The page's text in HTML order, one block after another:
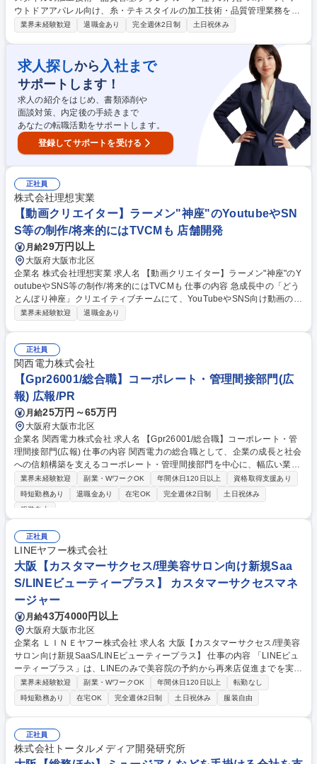
ウトドアアパレル向け、糸・テキスタイルの加工技術・品質管理業務をお
任せいたします。 ポリエステル繊維を主とする原糸からテキスタイル生産
工場と連携し、加工技術対応や品質管理に従事。 ■出張：主に国内 3回前
後/月。海外も可能性はあり。 ■アイテム：Tシャツ、インナーやアウタ
ー、ボトムス等。スポーツ系の生地の生産がメイン。 募集職種 【品質管
理/大阪】糸～テキスタイルの加工技術・品質管理/クラレグループ
業界未経験歓迎 退職金あり 完全週休2日制 土日祝休み
求人探しから 入社まで
サポートします！
求人の紹介をはじめ、書類添削や
面談対策、内定後の手続きまで
あなたの転職活動をサポートします。
登録してサポートを受ける
正社員
株式会社理想実業
【動画クリエイター】ラーメン"神座"のYoutubeやSN
S等の制作/将来的にはTVCMも 店舗開発
月給29万円以上
大阪府大阪市北区
企業名 株式会社理想実業 求人名 【動画クリエイター】ラーメン"神座"のY
outubeやSNS等の制作/将来的にはTVCMも 仕事の内容 急成長中の「どう
とんぼり神座」クリエイティブチームにて、YouTubeやSNS向け動画の企
画・撮影・編集・バナー制作をトータルに担当し、ブランドとお客様を繋
バナーの制作 ◆他部署（採用活動向け・社内研修用など）からの依頼対応
◆将来的には有名タレント起用CM等の大型案件への参画 【採用背景】広
告での動画活用機会増加により、これまで外注メインだった動画制作にお
いても内製化を図りたいフェーズのため増員採用。 募集職種 【動画クリ
エイター】ラーメン"神座"のYoutubeやSNS等の制作/将来的にはTVCMも
業界未経験歓迎 退職金あり
正社員
関西電力株式会社
【Gpr26001/総合職】コーポレート・管理間接部門(広
報) 広報/PR
月給25万円～65万円
大阪府大阪市北区
企業名 関西電力株式会社 求人名 【Gpr26001/総合職】コーポレート・管
理間接部門(広報) 仕事の内容 関西電力の総合職として、企業の成長と社会
への信頼構築を支えるコーポレート・管理間接部門を中心に、幅広い業務
に携わっていただきます。初期配属は広報室を予定しており、主に以下の
業務を担当いただきます。 ■ホームページ、SNS、オウンドメディア等を
活用した広報・宣伝活動の企画・運営■企業ブランディングに関する戦略
ホームページ等の運用状況のモニタリングおよび効果測定・データ分析 企
業のメッセージを戦略的に発信し、社会との対話をリードする役割を担っ
ていただきます。 募集職種 【Gpr26001/総合職】コーポレート・管理間
接部門(広報)
業界未経験歓迎 副業・WワークOK 年間休日120日以上
資格取得支援あり
時短勤務あり
退職金あり 在宅OK 完全週休2日制
土日祝休み
服装自由
正社員
LINEヤフー株式会社
大阪【カスタマーサクセス/理美容サロン向け新規Saa
S/LINEビューティープラス】 カスタマーサクセスマネ
ージャー
月給43万4000円以上
大阪府大阪市北区
企業名 ＬＩＮＥヤフー株式会社 求人名 大阪【カスタマーサクセス/理美容
サロン向け新規SaaS/LINEビューティープラス】 仕事の内容 「LINEビュ
ーティープラス」は、LINEのみで美容院の予約から再来店促進までを実現
する理美容サロン向けSaaS（予約管理・顧客管理）です。SMBセグメン
トのカスタマーサクセスをご担当いただきます。 理美容サロンのDX化を
推進させるだけでなく、「LINE公式アカウント」の運用も支援しながら、
リピーターの醸成・客単価向上など店舗やサロンが抱える課題の解決を目
指します。サービスの利用状況をモニタリングし、プロアクティブに伴走
支援していく役割を担っていただきます。SaaSの利活用サポートと継続
的な関係構築を通し、お客様の生産性・売上・利益向上に貢献すると共
業界未経験歓迎 副業・WワークOK 年間休日120日以上
転勤なし
時短勤務あり
在宅OK 完全週休2日制 土日祝休み 服装自由
正社員
株式会社トータルメディア開発研究所